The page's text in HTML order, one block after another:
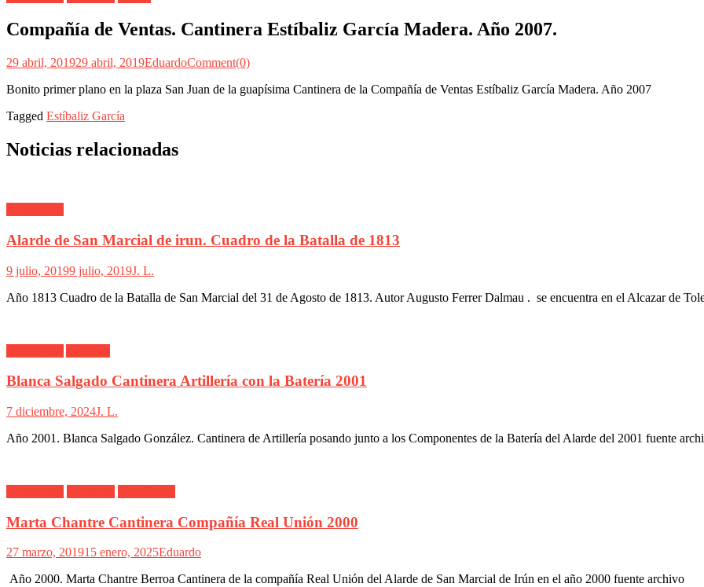
Compañía de Ventas. Cantinera Estíbaliz García Madera. Año 2007.
29 abril, 201929 abril, 2019EduardoComment(0)
Bonito primer plano en la plaza San Juan de la guapísima Cantinera de la Compañía de Ventas Estíbaliz García Madera. Año 2007
Tagged Estíbaliz García
Noticias relacionadas
Alarde de San Marcial de irun. Cuadro de la Batalla de 1813
9 julio, 20199 julio, 2019J. L.
Año 1813 Cuadro de la Batalla de San Marcial del 31 de Agosto de 1813. Autor Augusto Ferrer Dalmau . se encuentra en el Alcazar de
Blanca Salgado Cantinera Artillería con la Batería 2001
7 diciembre, 2024J. L.
Año 2001. Blanca Salgado González. Cantinera de Artillería posando junto a los Componentes de la Batería del Alarde del 2001 fuente
Marta Chantre Cantinera Compañía Real Unión 2000
27 marzo, 201915 enero, 2025Eduardo
Año 2000. Marta Chantre Berroa Cantinera de la compañía Real Unión del Alarde de San Marcial de Irún en el año 2000 fuente archivo